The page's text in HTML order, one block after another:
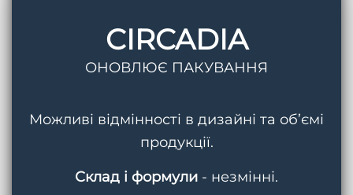
живити шкіру та підвищує її пружність.
Крем для усунення
SPF 50 All Calm
CIRCADIA
ОНОВЛЮЄ ПАКУВАННЯ
Можливі відмінності в дизайні та об’ємі
продукції.
Склад і формули - незмінні.